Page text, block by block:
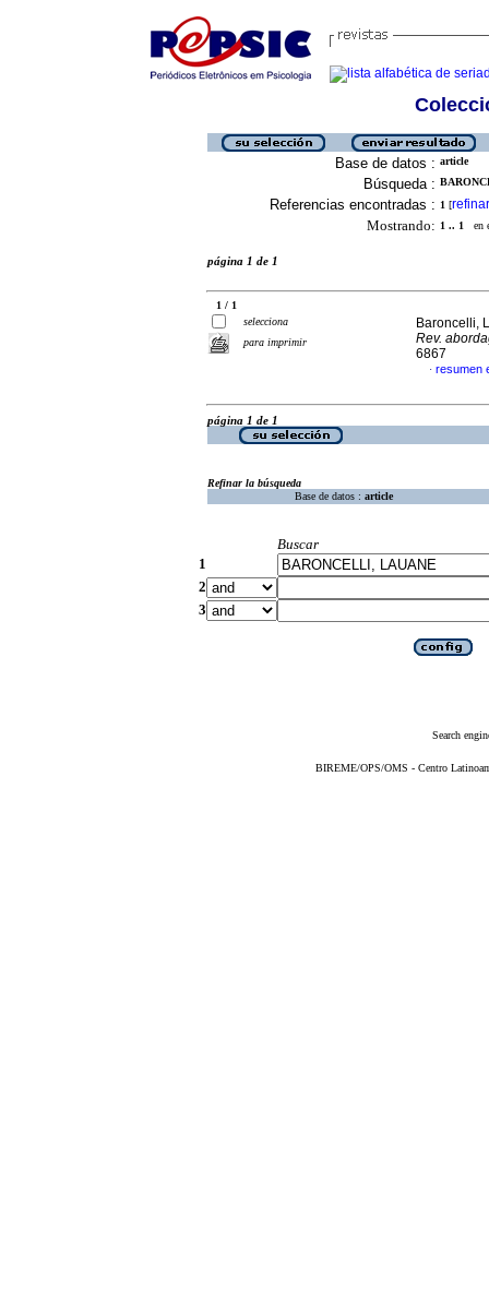
Base de datos : article
Búsqueda :
Referencias encontradas : 1 [refinar
Mostrando: 1 .. 1 en
página 1 de 1
1 / 1
selecciona
para imprimir
Baroncelli,
Rev.
6867
· resumen
página 1 de 1
Refinar la búsqueda
Base de datos : article
Buscar
1
2
3
Search
BIREME/OPS/OMS - Centro